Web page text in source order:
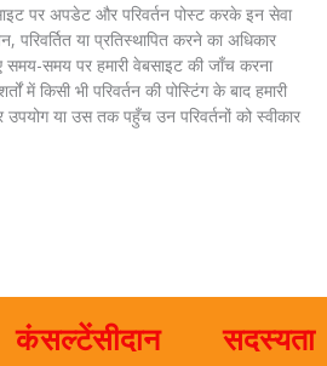
पर अपडेट और परिवर्तन पोस्ट करके इन सेवा
परिवर्तित या प्रतिस्थापित करने का अधिकार
समय-समय पर हमारी वेबसाइट की जाँच करना
में किसी भी परिवर्तन की पोस्टिंग के बाद हमारी
या उस तक पहुँच उन परिवर्तनों को स्वीकार
कंसल्टेंसीदान सदस्यता